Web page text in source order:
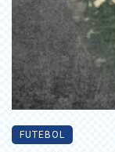
FUTEBOL